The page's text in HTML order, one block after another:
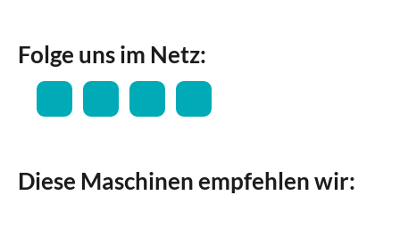
Folge uns im Netz:
Diese Maschinen empfehlen wir: